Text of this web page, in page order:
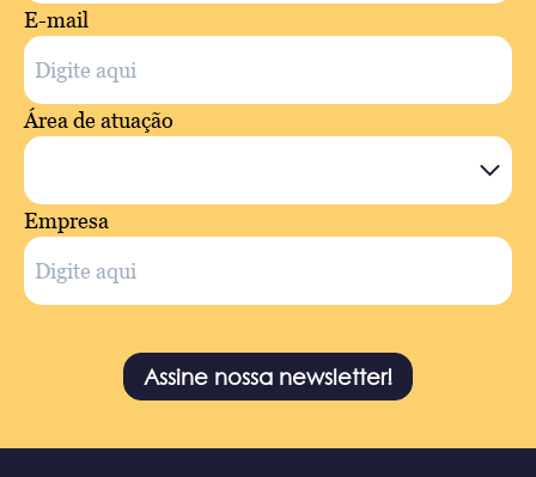
E-mail
Área de atuação
Empresa
Assine nossa newsletter!